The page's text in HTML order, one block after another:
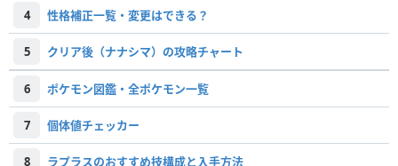
4 性格補正一覧・変更はできる？
5 クリア後（ナナシマ）の攻略チャート
6 ポケモン図鑑・全ポケモン一覧
7 個体値チェッカー
8 ラプラスのおすすめ技構成と入手方法